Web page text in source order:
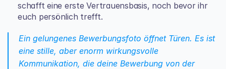
schafft eine erste Vertrauensbasis, noch bevor ihr
euch persönlich trefft.
Ein gelungenes Bewerbungsfoto öffnet Türen. Es ist
eine stille, aber enorm wirkungsvolle
Kommunikation, die deine Bewerbung von der